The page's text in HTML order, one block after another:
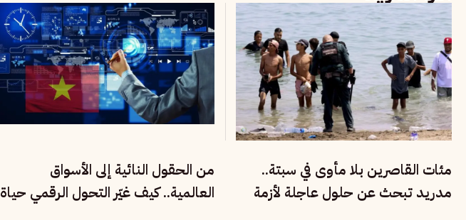
مئات القاصرين بلا مأوى في سبتة..
مدريد تبحث عن حلول عاجلة لأزمة
من الحقول النائية إلى الأسواق
العالمية.. كيف غيّر التحول الرقمي حياة